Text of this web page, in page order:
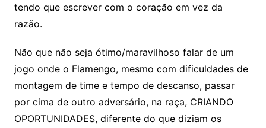
tendo que escrever com o coração em vez da
razão.
Não que não seja ótimo/maravilhoso falar de um
jogo onde o Flamengo, mesmo com dificuldades de
montagem de time e tempo de descanso, passar
por cima de outro adversário, na raça, CRIANDO
OPORTUNIDADES, diferente do que diziam os